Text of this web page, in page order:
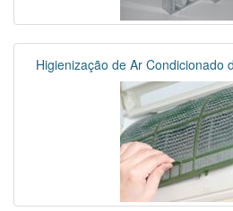
Higienização de Ar Condicionado